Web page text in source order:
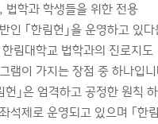
법학과 학생들을 위한 전용
인 ｢한림헌｣을 운영하고 있다
림대학교 법학과의 진로지도
램이 가지는 장점 중 하나입
헌｣은 엄격하고 공정한 원칙
석제로 운영되고 있으며 ｢한